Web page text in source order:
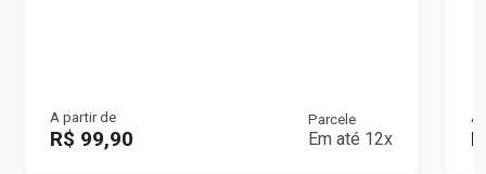
A partir de
R$ 99,90
Parcele
Em até 12x
A